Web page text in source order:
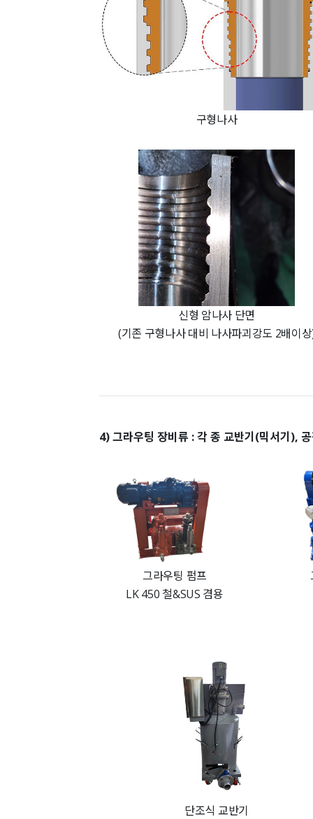
구형나사
신형 암나사 단면
(기존 구형나사 대비 나사파괴강도 2배이
4) 그라우팅 장비류 : 각 종 교반기(믹서기),
그라우팅 펌프
LK 450 철&SUS 겸용
단조식 교반기